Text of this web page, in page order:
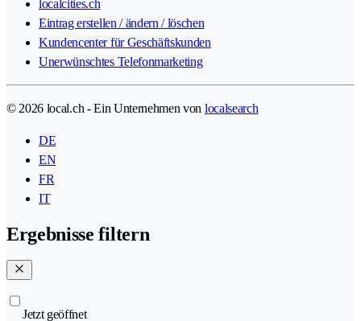
localcities.ch
Eintrag erstellen / ändern / löschen
Kundencenter für Geschäftskunden
Unerwünschtes Telefonmarketing
© 2026 local.ch - Ein Unternehmen von localsearch
DE
EN
FR
IT
Ergebnisse filtern
Jetzt geöffnet